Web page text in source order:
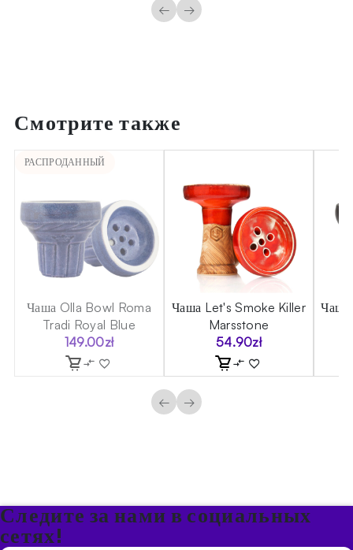
← →
Смотрите также
РАСПРОДАННЫЙ
Чаша Olla Bowl Roma
Tradi Royal Blue
149.00zł
Чаша Let's Smoke Killer
Marsstone
54.90zł
Чаша
← →
Следите за нами в социальных
сетях!